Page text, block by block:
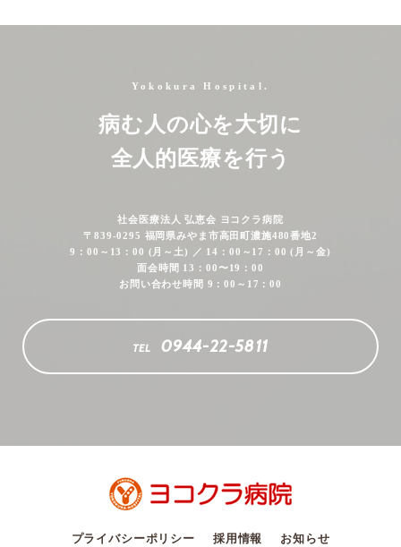
Yokokura Hospital.
病む人の心を大切に
全人的医療を行う
社会医療法人 弘恵会 ヨコクラ病院
〒839-0295 福岡県みやま市高田町濃施480番地2
9：00～13：00 (月～土) ／ 14：00～17：00 (月～金)
面会時間 13：00〜19：00
お問い合わせ時間 9：00～17：00
TEL 0944-22-5811
プライバシーポリシー 採用情報 お知らせ